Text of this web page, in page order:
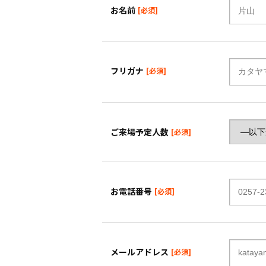
お名前
フリガナ
ご来場予定人数
お電話番号
メールアドレス